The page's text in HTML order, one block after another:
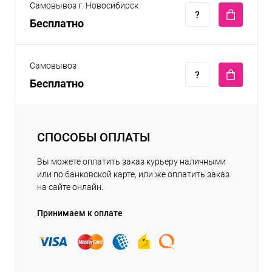
Самовывоз г. Новосибирск
Бесплатно
Самовывоз
Бесплатно
СПОСОБЫ ОПЛАТЫ
Вы можете оплатить заказ курьеру наличными
или по банковской карте, или же оплатить заказ
на сайте онлайн.
Принимаем к оплате